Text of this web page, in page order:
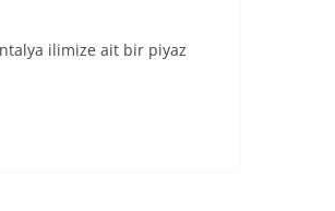
ilimize ait bir piyaz